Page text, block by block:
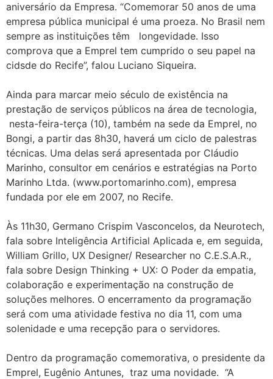
aniversário da Empresa. “Comemorar 50 anos de uma
empresa pública municipal é uma proeza. No Brasil nem
sempre as instituições têm longevidade. Isso
comprova que a Emprel tem cumprido o seu papel na
cidsde do Recife”, falou Luciano Siqueira.
Ainda para marcar meio século de existência na
prestação de serviços públicos na área de tecnologia,
nesta-feira-terça (10), também na sede da Emprel, no
Bongi, a partir das 8h30, haverá um ciclo de palestras
técnicas. Uma delas será apresentada por Cláudio
Marinho, consultor em cenários e estratégias na Porto
Marinho Ltda. (www.portomarinho.com), empresa
fundada por ele em 2007, no Recife.
Às 11h30, Germano Crispim Vasconcelos, da Neurotech,
fala sobre Inteligência Artificial Aplicada e, em seguida,
William Grillo, UX Designer/ Researcher no C.E.S.A.R.,
fala sobre Design Thinking + UX: O Poder da empatia,
colaboração e experimentação na construção de
soluções melhores. O encerramento da programação
será com uma atividade festiva no dia 11, com uma
solenidade e uma recepção para o servidores.
Dentro da programação comemorativa, o presidente da
Emprel, Eugênio Antunes, traz uma novidade. “A